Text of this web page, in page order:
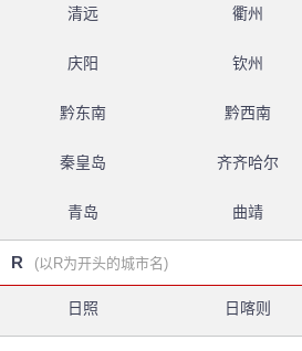
清远 衢州
庆阳 钦州
黔东南 黔西南
秦皇岛 齐齐哈尔
青岛 曲靖
R (以R为开头的城市名)
日照 日喀则